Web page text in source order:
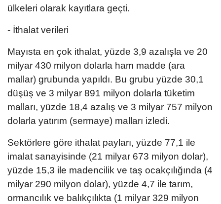
ülkeleri olarak kayıtlara geçti.
- İthalat verileri
Mayısta en çok ithalat, yüzde 3,9 azalışla ve 20
milyar 430 milyon dolarla ham madde (ara
mallar) grubunda yapıldı. Bu grubu yüzde 30,1
düşüş ve 3 milyar 891 milyon dolarla tüketim
malları, yüzde 18,4 azalış ve 3 milyar 757 milyon
dolarla yatırım (sermaye) malları izledi.
Sektörlere göre ithalat payları, yüzde 77,1 ile
imalat sanayisinde (21 milyar 673 milyon dolar),
yüzde 15,3 ile madencilik ve taş ocakçılığında (4
milyar 290 milyon dolar), yüzde 4,7 ile tarım,
ormancılık ve balıkçılıkta (1 milyar 329 milyon